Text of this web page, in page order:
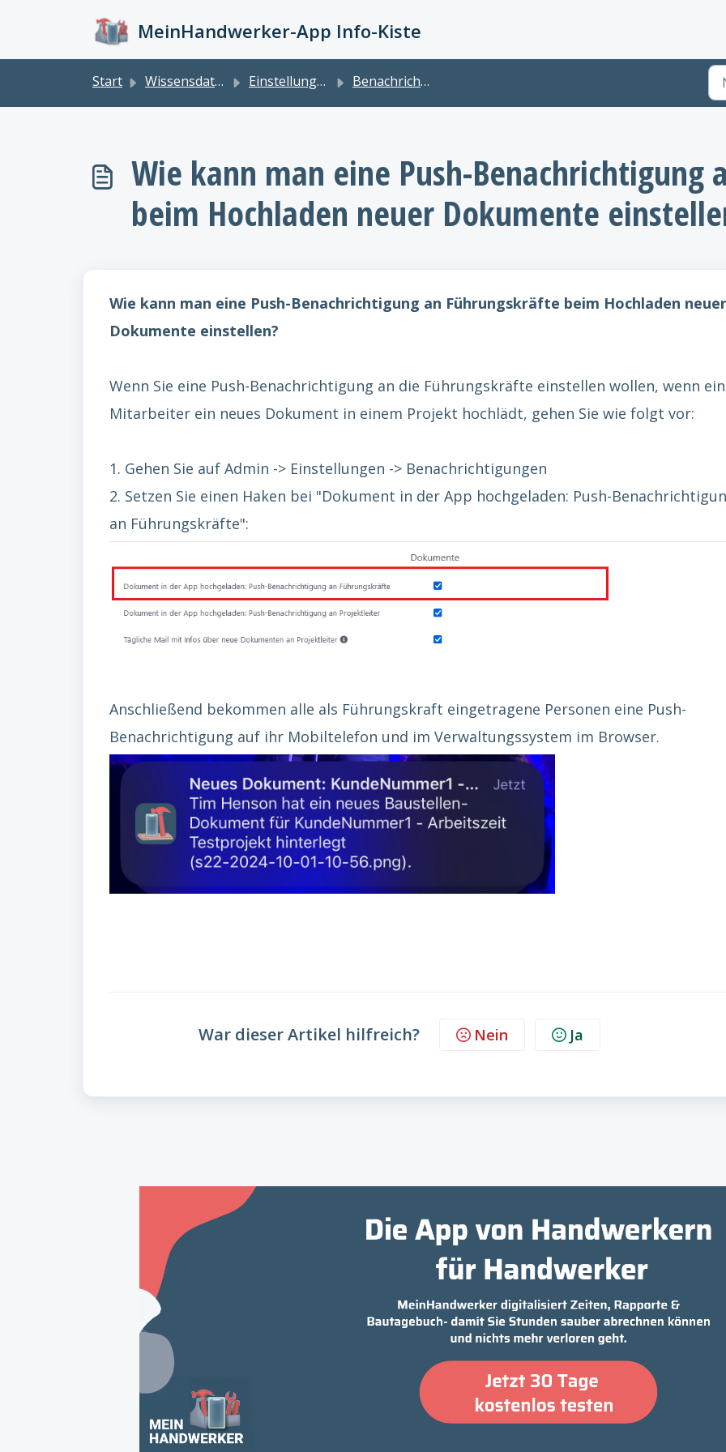
MeinHandwerker-App Info-Kiste
Start Wissensdatenbank Einstellungen Benachrichtigungen
Wie kann man eine Push-Benachrichtigung
beim Hochladen neuer Dokumente
Wie kann man eine Push-Benachrichtigung an Führungskräfte beim Hochladen neuer
Dokumente einstellen?
Wenn Sie eine Push-Benachrichtigung an die Führungskräfte einstellen wollen, wenn ein
Mitarbeiter ein neues Dokument in einem Projekt hochlädt, gehen Sie wie folgt vor:
1. Gehen Sie auf Admin -> Einstellungen -> Benachrichtigungen
2. Setzen Sie einen Haken bei "Dokument in der App hochgeladen: Push-
an Führungskräfte":
Anschließend bekommen alle als Führungskraft eingetragene Personen eine Push-
Benachrichtigung auf ihr Mobiltelefon und im Verwaltungssystem im Browser.
War dieser Artikel hilfreich? Nein Ja